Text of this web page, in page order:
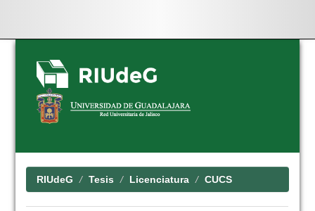
Skip
navigation
RIUdeG Tesis Licenciatura CUCS